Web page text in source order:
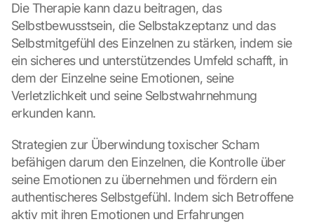
Die Therapie kann dazu beitragen, das
Selbstbewusstsein, die Selbstakzeptanz und das
Selbstmitgefühl des Einzelnen zu stärken, indem sie
ein sicheres und unterstützendes Umfeld schafft, in
dem der Einzelne seine Emotionen, seine
Verletzlichkeit und seine Selbstwahrnehmung
erkunden kann.
Strategien zur Überwindung toxischer Scham
befähigen darum den Einzelnen, die Kontrolle über
seine Emotionen zu übernehmen und fördern ein
authentischeres Selbstgefühl. Indem sich Betroffene
aktiv mit ihren Emotionen und Erfahrungen